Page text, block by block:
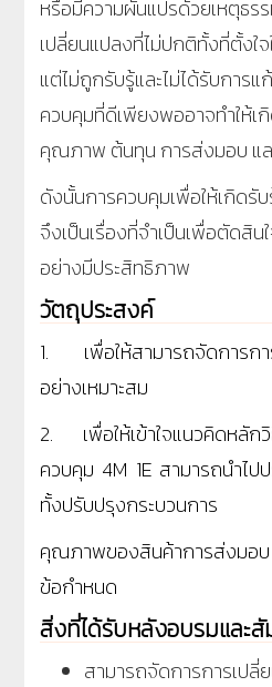
หรือมีความผันแปรด้วยเหตุธร
เปลี่ยนแปลงที่ไม่ปกติทั้งที่ตั้งใจ
แต่ไม่ถูกรับรู้และไม่ได้รับการแ
ควบคุมที่ดีเพียงพออาจทำให้เ
คุณภาพ ต้นทุน การส่งมอบ แ
ดังนั้นการควบคุมเพื่อให้เกิดรั
จึงเป็นเรื่องที่จำเป็นเพื่อตัดสิน
อย่างมีประสิทธิภาพ
วัตถุประสงค์
1. เพื่อให้สามารถจัดการกา
อย่างเหมาะสม
2. เพื่อให้เข้าใจแนวคิดหลัก
ควบคุม 4M 1E สามารถนำไป
ทั้งปรับปรุงกระบวนการ
คุณภาพของสินค้าการส่งมอ
ข้อกำหนด
สิ่งที่ได้รับหลังอบรมและ
สามารถจัดการการเปลี่